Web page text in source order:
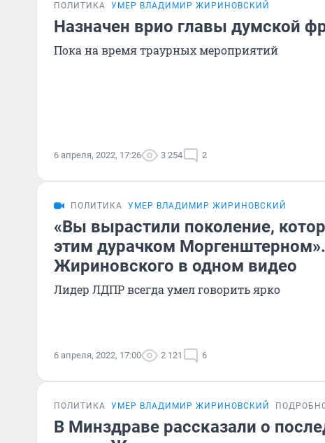
ПОЛИТИКА УМЕР ВЛАДИМИР ЖИРИНОВСКИЙ
Назначен врио главы думской
Пока на время траурных мероприятий
6 апреля, 2022, 17:26 3 254 2
ПОЛИТИКА УМЕР ВЛАДИМИР ЖИРИНОВСКИЙ
«Вы вырастили поколение,
этим дурачком
Жириновского в одном видео
Лидер ЛДПР всегда умел говорить ярко
6 апреля, 2022, 17:00 2 121 6
ПОЛИТИКА УМЕР ВЛАДИМИР ЖИРИНОВСКИЙ
В Минздраве рассказали о